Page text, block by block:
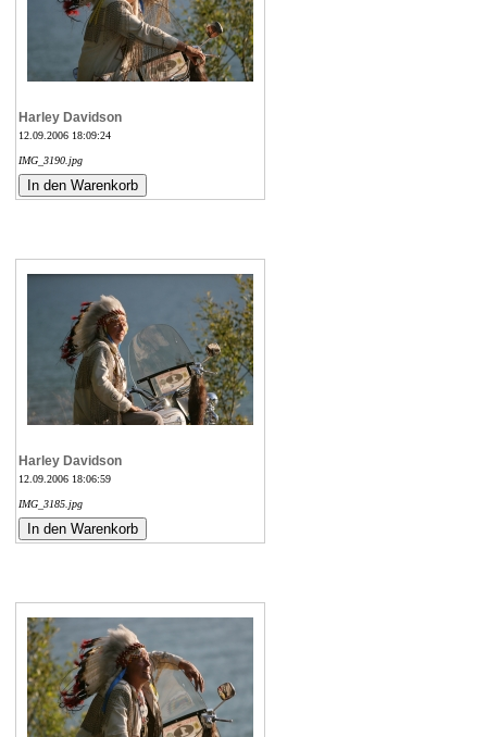
Harley Davidson
12.09.2006 18:09:24
IMG_3190.jpg
Harley Davidson
12.09.2006 18:06:59
IMG_3185.jpg